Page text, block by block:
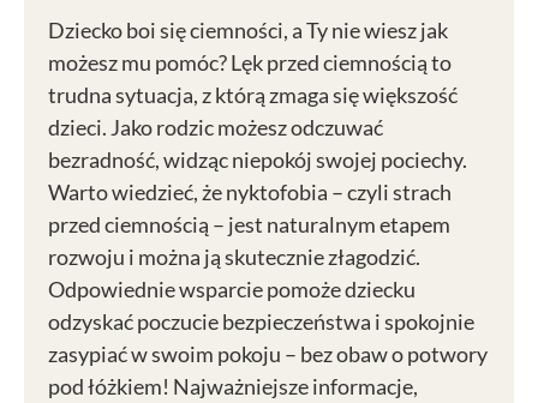
Dziecko boi się ciemności, a Ty nie wiesz jak
możesz mu pomóc? Lęk przed ciemnością to
trudna sytuacja, z którą zmaga się większość
dzieci. Jako rodzic możesz odczuwać
bezradność, widząc niepokój swojej pociechy.
Warto wiedzieć, że nyktofobia – czyli strach
przed ciemnością – jest naturalnym etapem
rozwoju i można ją skutecznie złagodzić.
Odpowiednie wsparcie pomoże dziecku
odzyskać poczucie bezpieczeństwa i spokojnie
zasypiać w swoim pokoju – bez obaw o potwory
pod łóżkiem! Najważniejsze informacje,